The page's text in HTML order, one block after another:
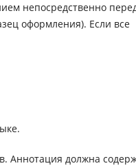
непосредственно
оформления). Если все
Аннотация должна